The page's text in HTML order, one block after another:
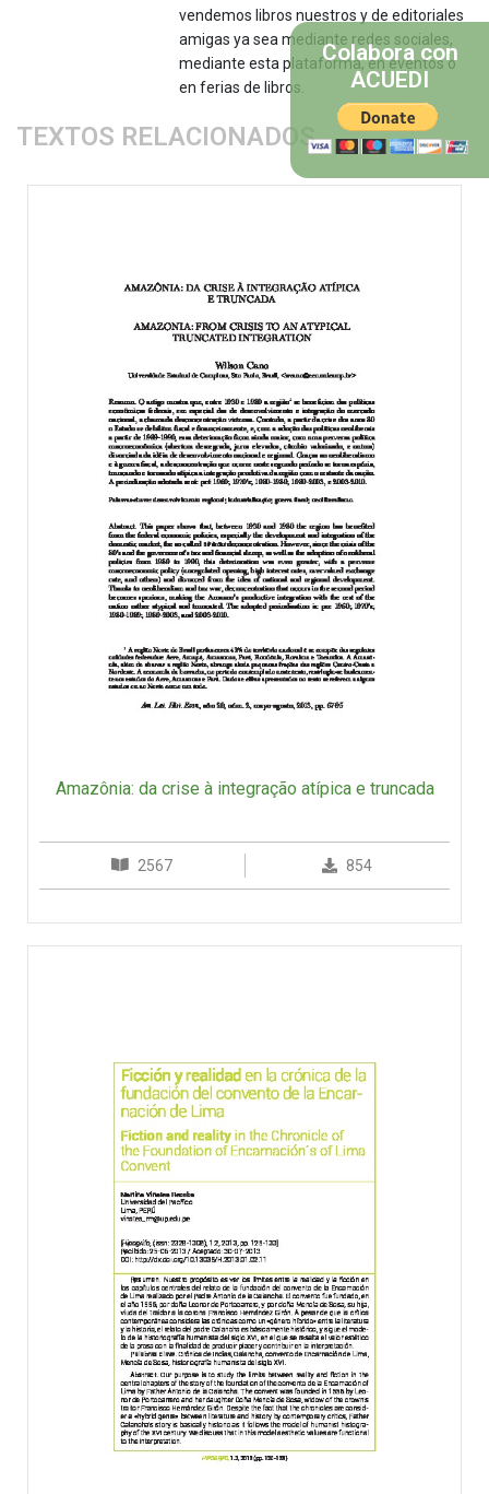
vendemos libros nuestros y de editoriales
amigas ya sea mediante redes sociales,
mediante esta plataforma, en eventos o
en ferias de libros.
TEXTOS RELACIONADOS
Amazônia: da crise à integração atípica e truncada
2567 854
Colabora con
ACUEDI